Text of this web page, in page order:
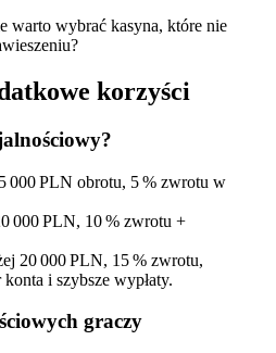
warto wybrać kasyna, które nie
korzyści
000 PLN obrotu, 5 % zwrotu w
000 PLN, 10 % zwrotu +
20 000 PLN, 15 % zwrotu,
i szybsze wypłaty.
graczy